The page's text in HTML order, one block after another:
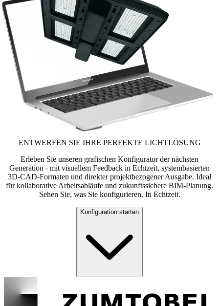
ENTWERFEN SIE IHRE PERFEKTE LICHTLÖSUNG
Erleben Sie unseren grafischen Konfigurator der nächsten
Generation - mit visuellem Feedback in Echtzeit, systembasierten
3D-CAD-Formaten und direkter projektbezogener Ausgabe. Ideal
für kollaborative Arbeitsabläufe und zukunftssichere BIM-Planung.
Sehen Sie, was Sie konfigurieren. In Echtzeit.
Konfiguration starten